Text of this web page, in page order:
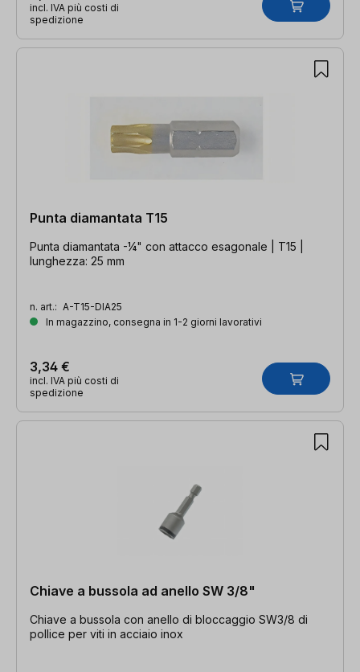
incl. IVA più costi di
spedizione
Punta diamantata T15
Punta diamantata -¼" con attacco esagonale | T15 |
lunghezza: 25 mm
n. art.: A-T15-DIA25
In magazzino, consegna in 1-2 giorni lavorativi
3,34 €
incl. IVA più costi di
spedizione
Chiave a bussola ad anello SW 3/8"
Chiave a bussola con anello di bloccaggio SW3/8 di
pollice per viti in acciaio inox